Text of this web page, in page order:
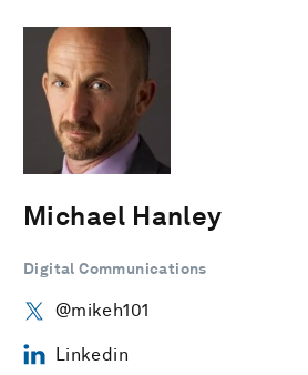
Michael Hanley
Digital Communications
@mikeh101
Linkedin